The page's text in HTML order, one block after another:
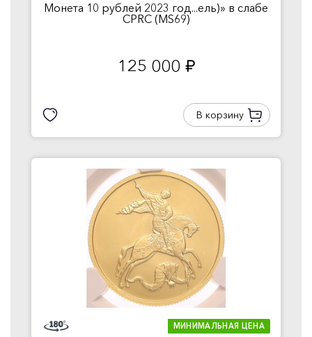
Монета 10 рублей 2023 год...ель)» в слабе
CPRC (MS69)
125 000 руб.
В корзину
МИНИМАЛЬНАЯ ЦЕНА